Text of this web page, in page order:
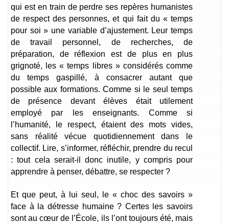
qui est en train de perdre ses repères humanistes
de respect des personnes, et qui fait du « temps
pour soi » une variable d’ajustement. Leur temps
de travail personnel, de recherches, de
préparation, de réflexion est de plus en plus
grignoté, les « temps libres » considérés comme
du temps gaspillé, à consacrer autant que
possible aux formations. Comme si le seul temps
de présence devant élèves était utilement
employé par les enseignants. Comme si
l’humanité, le respect, étaient des mots vides,
sans réalité vécue quotidiennement dans le
collectif. Lire, s’informer, réfléchir, prendre du recul
: tout cela serait-il donc inutile, y compris pour
apprendre à penser, débattre, se respecter ?
Et que peut, à lui seul, le « choc des savoirs »
face à la détresse humaine ? Certes les savoirs
sont au cœur de l’École, ils l’ont toujours été, mais